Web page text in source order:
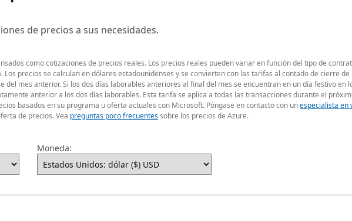
de precios a sus necesidades.
como cotizaciones de precios reales. Los precios reales pueden variar en función del tipo de
precios se calculan en dólares estadounidenses y se convierten con las tarifas al contado de cierre
mes anterior. Si los dos días laborables anteriores al final del mes se encuentran en un día festivo en
anterior a los dos días laborables. Esta tarifa se aplica a todas las transacciones durante el
basados en su programa u oferta actuales con Microsoft. Póngase en contacto con unespecialista en
de precios. Vea preguntas poco frecuentessobre los precios de Azure.
Moneda: